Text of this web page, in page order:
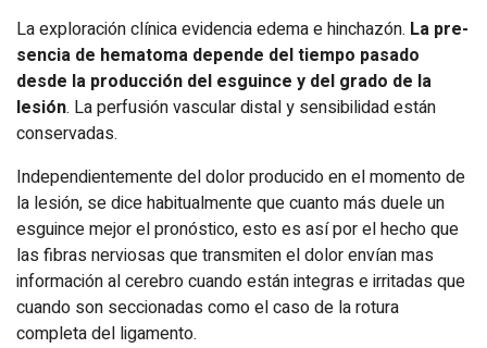
La exploración clínica evidencia edema e hinchazón. La pre­
sencia de hematoma depende del tiempo pasado
desde la pro­ducción del esguince y del grado de la
lesión. La perfusión vascular distal y sensibilidad están
conservadas.
Independientemente del dolor producido en el momento de
la lesión, se dice habitualmente que cuanto más duele un
esguince mejor el pronóstico, esto es así por el hecho que
las fibras nerviosas que transmiten el dolor envían mas
información al cerebro cuando están integras e irritadas que
cuando son seccionadas como el caso de la rotura
completa del ligamento.